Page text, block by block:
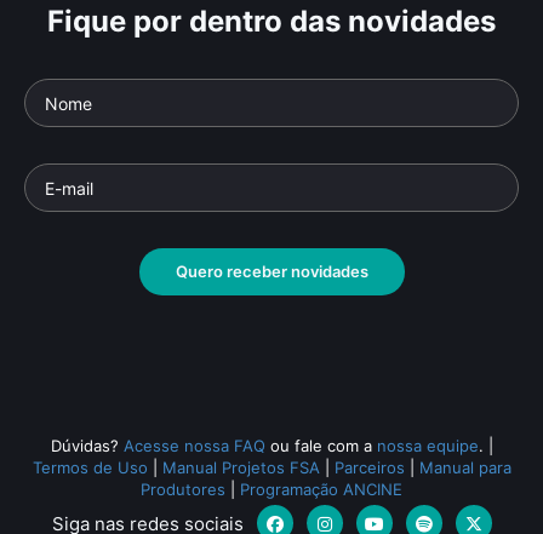
Fique por dentro das novidades
Quero receber novidades
Dúvidas? Acesse nossa FAQ ou fale com a nossa equipe.
Termos de Uso
Manual Projetos FSA Parceiros
Manual para
Produtores
Programação ANCINE
Siga nas redes sociais